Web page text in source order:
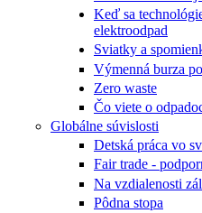
Keď sa
elektroodpad
Sviatky a
Výmenná burza
Zero waste
Čo viete o
Globálne súvislosti
Detská práca vo
Fair trade -
Na vzdialenosti
Pôdna stopa